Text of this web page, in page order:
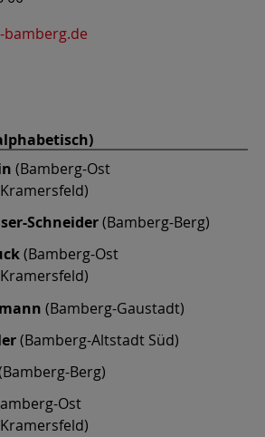
bamberg.de
(Bamberg-Ost
Schneider(Bamberg-Berg)
(Bamberg-Ost
(Bamberg-Gaustadt)
(Bamberg-Altstadt Süd)
Berg)
Ost